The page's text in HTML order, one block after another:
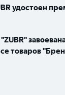
удостоен
товаров